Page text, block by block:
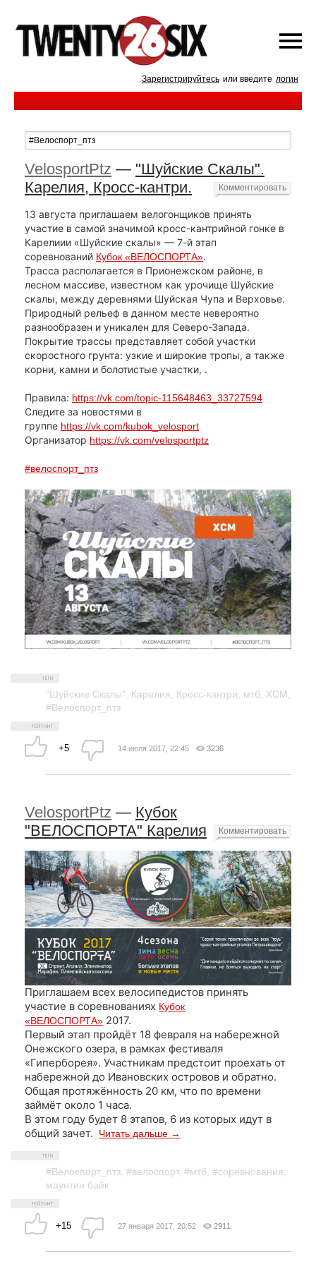
Зарегистрируйтесь или введите логин
VelosportPtz — "Шуйские Скалы".
Карелия, Кросс-кантри.
13 августа приглашаем велогонщиков принять
участие в самой значимой кросс-кантрийной гонке в
Карелиии «Шуйские скалы» — 7-й этап
соревнований Кубок «ВЕЛОСПОРТА».
Трасса располагается в Прионежском районе, в
лесном массиве, известном как урочище Шуйские
скалы, между деревнями Шуйская Чупа и Верховье.
Природный рельеф в данном месте невероятно
разнообразен и уникален для Северо-Запада.
Покрытие трассы представляет собой участки
скоростного грунта: узкие и широкие тропы, а также
корни, камни и болотистые участки, .
Правила: https://vk.com/topic-115648463_33727594
Следите за новостями в
группе https://vk.com/kubok_velosport
Организатор https://vk.com/velosportptz
#велоспорт_птз
"Шуйские Скалы". Карелия Кросс-кантри мтб XCM
#Велоспорт_птз
+5
Комментировать
14 июля 2017, 22:45 3236
VelosportPtz — Кубок
"ВЕЛОСПОРТА" Карелия
Приглашаем всех велосипедистов принять
участие в соревнованиях Кубок
«ВЕЛОСПОРТА» 2017.
Первый этап пройдёт 18 февраля на набережной
Онежского озера, в рамках фестиваля
«Гиперборея». Участникам предстоит проехать от
набережной до Ивановских островов и обратно.
Общая протяжённость 20 км, что по времени
займёт около 1 часа.
В этом году будет 8 этапов, 6 из которых идут в
общий зачет.
Читать дальше →
#Велоспорт_птз #велоспорт, #мтб #соревнования
маунтин байк
+15
Комментировать
27 января 2017, 20:52 2911